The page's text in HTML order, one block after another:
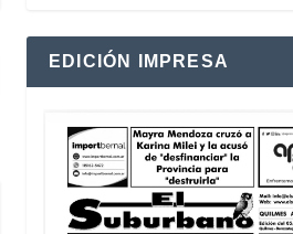
EDICIÓN IMPRESA